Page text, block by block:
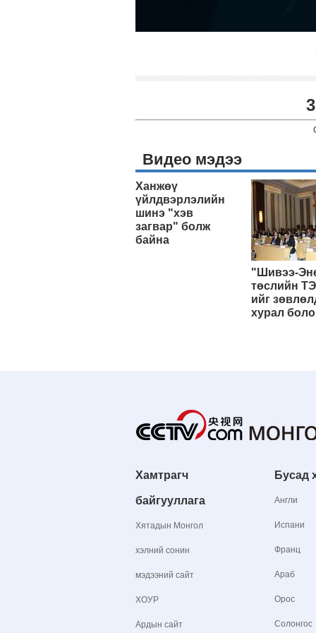
Видео мэдээ
Ханжөү
үйлдвэрлэлийн
шинэ "хэв
загвар" болж
байна
"Шивээ-
төслийн
ийг
хурал
Хамтрагч
байгууллага
Хятадын Монгол
хэлний сонин
мэдээний сайт
ХОУР
Ардын сайт
Бусад
Англи
Испани
Франц
Араб
Орос
Солонгос